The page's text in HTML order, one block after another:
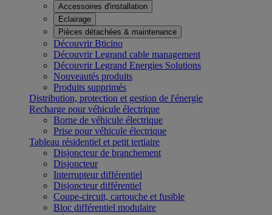
Accessoires d'installation
Eclairage
Pièces détachées & maintenance
Découvrir Bticino
Découvrir Legrand cable management
Découvrir Legrand Energies Solutions
Nouveautés produits
Produits supprimés
Distribution, protection et gestion de l'énergie
Recharge pour véhicule électrique
Borne de véhicule électrique
Prise pour véhicule électrique
Tableau résidentiel et petit tertiaire
Disjoncteur de branchement
Disjoncteur
Interrupteur différentiel
Disjoncteur différentiel
Coupe-circuit, cartouche et fusible
Bloc différentiel modulaire